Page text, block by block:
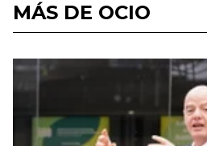
MÁS DE OCIO